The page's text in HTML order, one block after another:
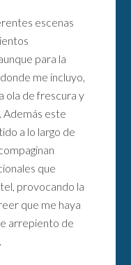
escenas
para la
me incluyo,
ola de frescura y
Además este
a lo largo de
que
provocando la
que me haya
arrepiento de